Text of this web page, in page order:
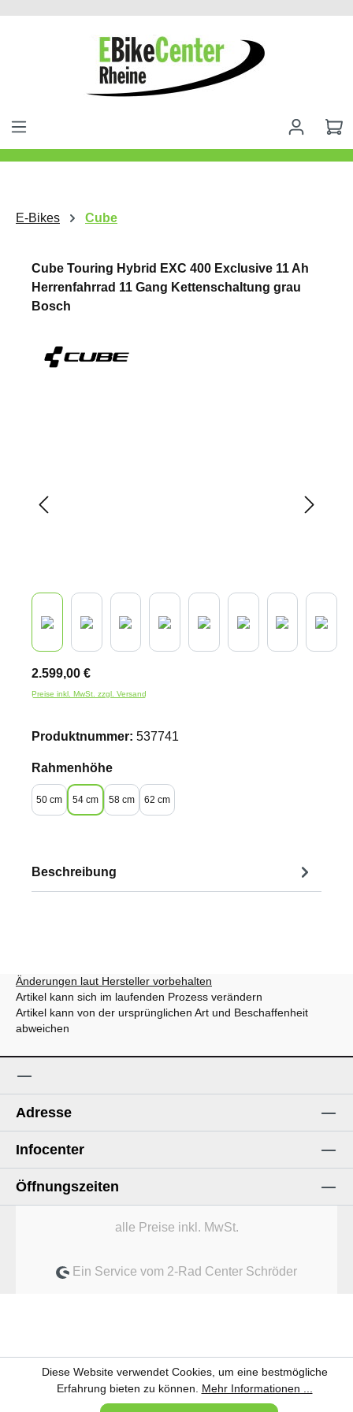
springen
E-Bikes Cube
Cube Touring Hybrid EXC 400 Exclusive 11 Ah
Herrenfahrrad 11 Gang Kettenschaltung grau
Bosch
2.599,00 €
Preise inkl. MwSt. zzgl. Versand
Produktnummer: 537741
Rahmenhöheauswählen
50 cm 54 cm 58 cm 62 cm
Beschreibung
Änderungen laut Hersteller vorbehalten
Artikel kann sich im laufenden Prozess verändern
Artikel kann von der ursprünglichen Art und Beschaffenheit
abweichen
Adresse
Infocenter
Öffnungszeiten
alle Preise inkl. MwSt.
Ein Service vom 2-Rad Center Schröder
Diese Website verwendet Cookies, um eine bestmögliche
Erfahrung bieten zu können. Mehr Informationen ...